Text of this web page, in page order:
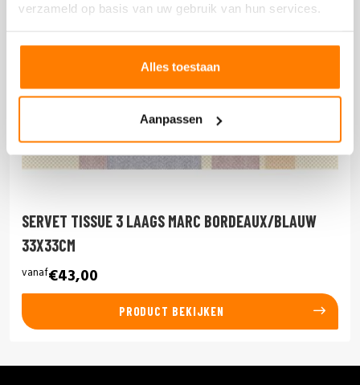
verzameld op basis van uw gebruik van hun services.
Alles toestaan
Aanpassen
SERVET TISSUE 3 LAAGS MARC BORDEAUX/BLAUW
33X33CM
vanaf€43,00
PRODUCT BEKIJKEN